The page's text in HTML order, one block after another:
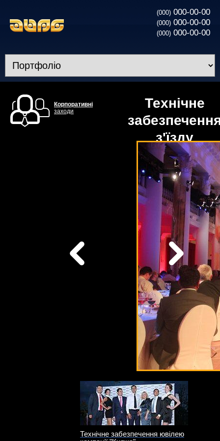
(000) 000-00-00
(000) 000-00-00
(000) 000-00-00
Корпоративні
заходи
Технічне
з'їзду
керівників
компанії
«Canon»
Технічне забезпечення ювілею